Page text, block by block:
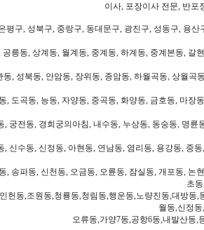
이사, 포장이사 전문, 반포
평구, 성북구, 중랑구, 동대문구, 광진구, 성동구, 용
공릉동, 상계동, 월계동, 중계동, 하계동, 중계본동,
동, 성북동, 안암동, 장위동, 종암동, 하월곡동, 상월
, 도곡동, 능동, 자양동, 중곡동, 화양동, 금호동, 마
, 궁전동, 경희궁의아침, 내수동, 누상동, 동숭동, 명
, 신수동, 신정동, 아현동, 연남동, 염리동, 용강동, 중
, 송파동, 신천동, 오금동, 오륜동, 잠실동, 개포동,
초
헌동,조원동,청룡동,청림동,행운동,노량진동,대방
월동,신정
오류동,가양7동,공항6동,내발산동,